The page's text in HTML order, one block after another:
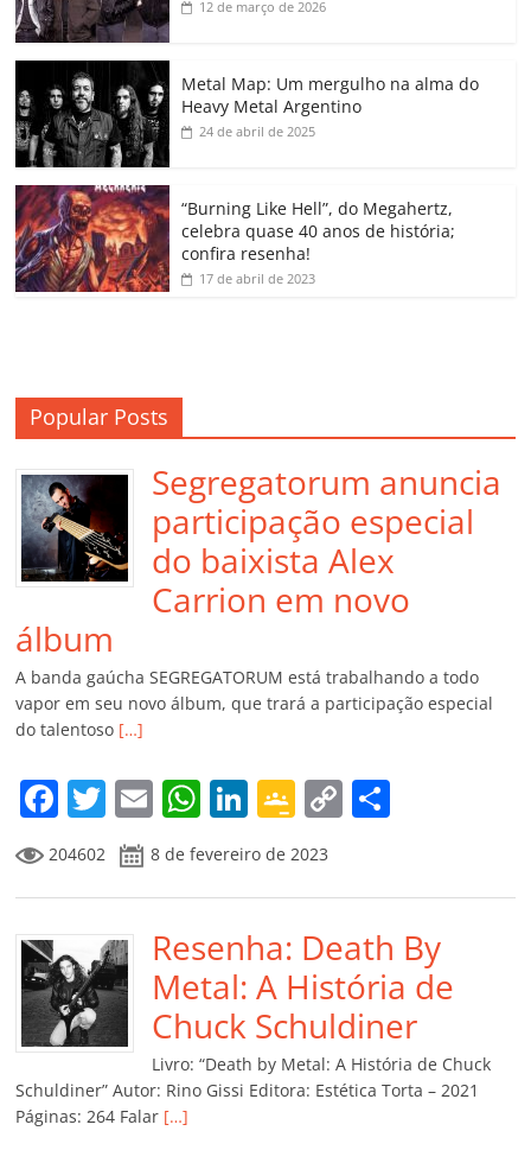
b
o
o
k
A
p
dI e
a
ss
o
m
k h
12 de março de 2026
Metal Map: Um mergulho na alma do
Heavy Metal Argentino
24 de abril de 2025
“Burning Like Hell”, do Megahertz,
celebra quase 40 anos de história;
confira resenha!
17 de abril de 2023
Popular Posts
Segregatorum anuncia
participação especial
do baixista Alex
Carrion em novo
álbum
A banda gaúcha SEGREGATORUM está trabalhando a todo
vapor em seu novo álbum, que trará a participação especial
do talentoso […]
F
a
c
e
b
o
o
k
T
w
itt
er
E
m
ai
l
W
at
s
A
p
p
Li
k
e
dI
n
G
o
o
gl
e
Cl
a
ss
ro
C
y
Li
n
k
p
ar
til
h
ar
204602 8 de fevereiro de 2023
Resenha: Death By
Metal: A História de
Chuck Schuldiner
Livro: “Death by Metal: A História de Chuck
Schuldiner” Autor: Rino Gissi Editora: Estética Torta – 2021
Páginas: 264 Falar […]